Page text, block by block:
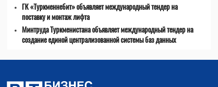
ГК «Туркменнебит» объявляет международный тендер на
поставку и монтаж лифта
Минтруда Туркменистана объявляет международный тендер на
создание единой централизованной системы баз данных